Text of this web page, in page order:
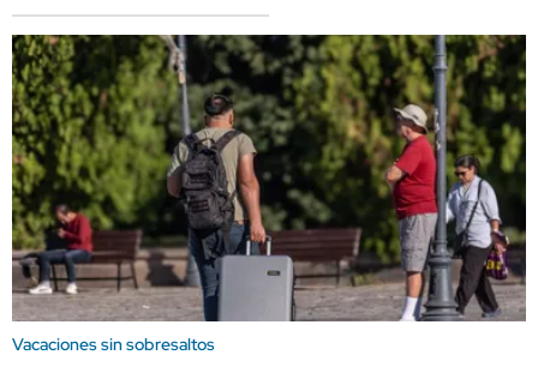
Vacaciones sin sobresaltos